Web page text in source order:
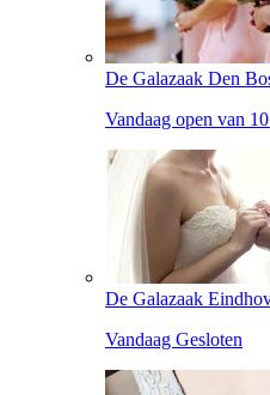
De Galazaak Den
Vandaag open van
De Galazaak
Vandaag Gesloten